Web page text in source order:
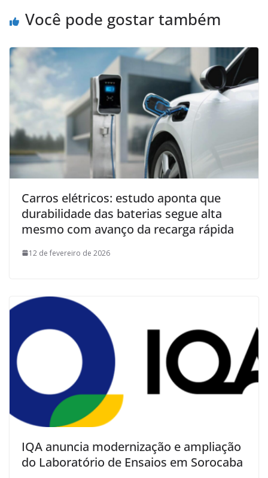
Você pode gostar também
Carros elétricos: estudo aponta que
durabilidade das baterias segue alta
mesmo com avanço da recarga rápida
12 de fevereiro de 2026
IQA anuncia modernização e ampliação
do Laboratório de Ensaios em Sorocaba